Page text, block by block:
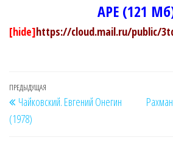
APE (121
[hide]https://cloud.mail.ru/public/
Навигация
по
записям
Предыдущая
запись
ПРЕДЫДУЩАЯ
Чайковский. Евгений Онегин
(1978)